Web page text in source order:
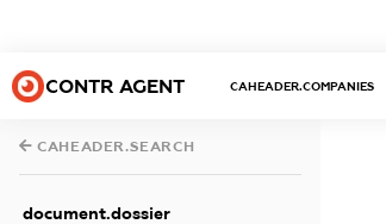
CONTR AGENT CAHEADER.COMPANIES
CAHEADER.SEARCH
document.dossier